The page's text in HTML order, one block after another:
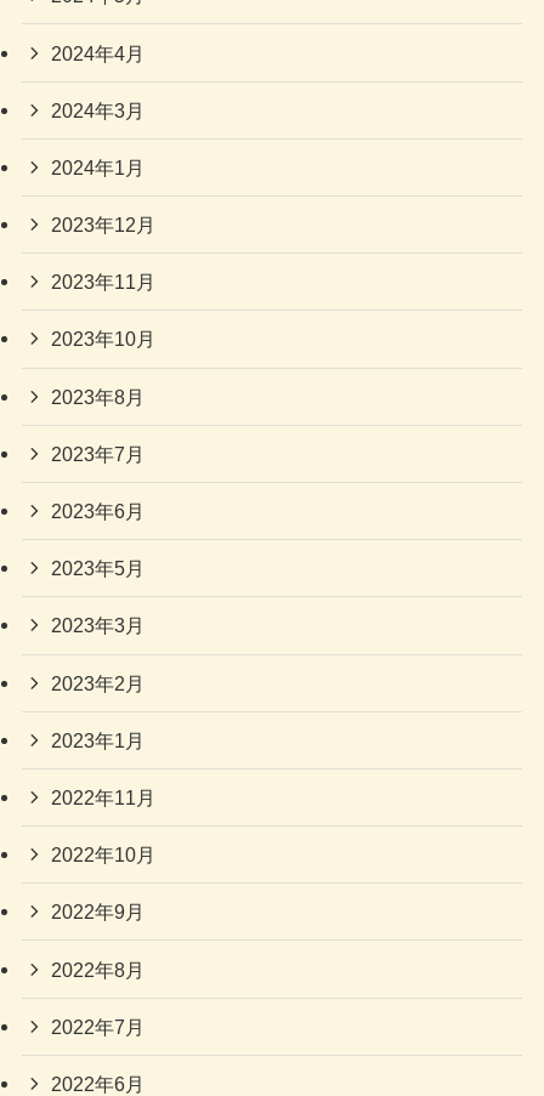
2024年4月
2024年3月
2024年1月
2023年12月
2023年11月
2023年10月
2023年8月
2023年7月
2023年6月
2023年5月
2023年3月
2023年2月
2023年1月
2022年11月
2022年10月
2022年9月
2022年8月
2022年7月
2022年6月